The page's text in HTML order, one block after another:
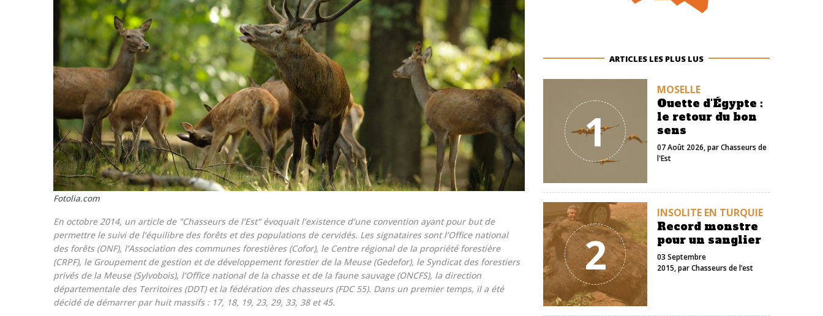
Fotolia.com
En octobre 2014, un article de "Chasseurs de l’Est"évoquait l’existence d’une convention ayant pour but de
permettre le suivi de l’équilibre des forêts et des populations de cervidés. Les signataires sont l’Office national
des forêts (ONF), l’Association des communes forestières (Cofor), le Centre régional de la propriété forestière
(CRPF), le Groupement de gestion et de développement forestier de la Meuse (Gedefor), le Syndicat des forestiers
privés de la Meuse (Sylvobois), l’Office national de la chasse et de la faune sauvage (ONCFS), la direction
départementale des Territoires (DDT) et la fédération des chasseurs (FDC 55). Dans un premier temps, il a été
décidé de démarrer par huit massifs : 17, 18, 19, 23, 29, 33, 38 et 45.
ARTICLES LES PLUS LUS
1
MOSELLE
Ouette d'Égypte :
le retour du bon
sens
07 Août 2026, parChasseurs de
l'Est
2
INSOLITE EN TURQUIE
Record monstre
pour un sanglier
03 Septembre
2015, parChasseurs de l’est